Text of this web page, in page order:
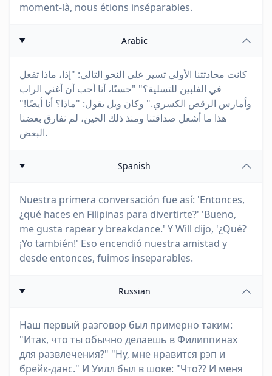
moment-là, nous étions inséparables.
Arabic
كانت محادثتنا الأولى تسير على النحو التالي: "إذا، ماذا تفعل
في الفلبين للتسلية؟" "حسنًا، أنا أحب أن أغني الراب
وأمارس الرقص الكسري." وكان ويل يقول: "ماذا؟ أنا أيضًا!"
هذا ما أشعل صداقتنا ومنذ ذلك الحين، لم نفارق بعضنا
البعض.
Spanish
Nuestra primera conversación fue así: 'Entonces,
¿qué haces en Filipinas para divertirte?' 'Bueno,
me gusta rapear y breakdance.' Y Will dijo, '¿Qué?
¡Yo también!' Eso encendió nuestra amistad y
desde entonces, fuimos inseparables.
Russian
Наш первый разговор был примерно таким:
"Итак, что ты обычно делаешь в Филиппинах
для развлечения?" "Ну, мне нравится рэп и
брейк-данс." И Уилл был в шоке: "Что?? И меня